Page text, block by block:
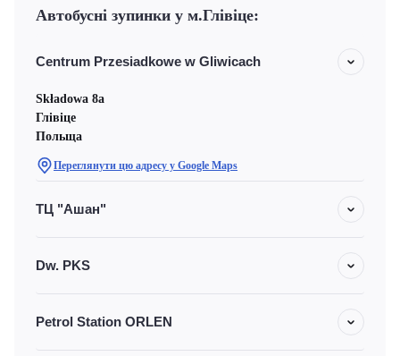
Автобусні зупинки у м.Глівіце:
Centrum Przesiadkowe w Gliwicach
Składowa 8a
Глівіце
Польща
Переглянути цю адресу у Google Maps
ТЦ "Ашан"
Dw. PKS
Petrol Station ORLEN